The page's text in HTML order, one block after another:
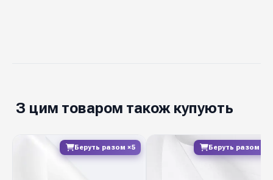
Сяюча плівка QCS— професійне
З цим товаром також купують
Беруть разом ×5 Беруть разом ×4